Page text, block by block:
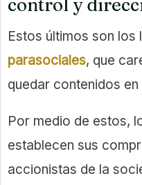
control y
Estos últimos son los
parasociales, que
quedar contenidos
Por medio de estos,
establecen sus
accionistas de la